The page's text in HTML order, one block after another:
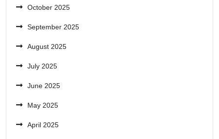
October 2025
September 2025
August 2025
July 2025
June 2025
May 2025
April 2025